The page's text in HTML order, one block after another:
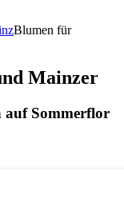
Blumen für
Mainzer
auf Sommerflor